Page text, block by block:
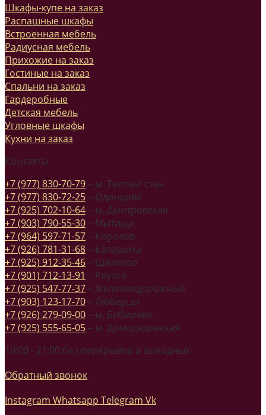
Шкафы-купе на заказ
Распашные шкафы
Встроенная мебель
Радиусная мебель
Прихожие на заказ
Гостиные на заказ
Спальни на заказ
Гардеробные
Детская мебель
Угловные шкафы
Кухни на заказ
Контакты
+7 (977) 830-70-79 – м. Теплый стан
+7 (977) 830-72-25 – Одинцово
+7 (925) 702-10-64 – м. Дмитровская
+7 (903) 790-55-30 – Мытищи
+7 (964) 597-71-57 – Королев
+7 (926) 781-31-68 – Балашиха
+7 (925) 912-35-46 – Щелково
+7 (901) 712-13-91 – Реутов
+7 (925) 547-77-37 – Железнодорожный
+7 (903) 123-17-70 – Люберцы
+7 (926) 279-09-00 – м. Бибирево
+7 (925) 555-65-05 – м. Домодедовская
10:00 - 21:00 без перерывов и выходных
Обратный звонок
Instagram Whatsapp Telegram Vk